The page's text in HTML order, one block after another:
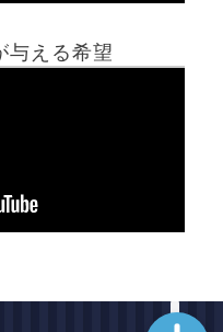
与える希望
ホーム
最新記事動画